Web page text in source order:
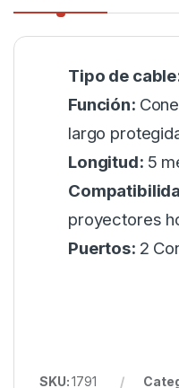
Tipo de
Función:
largo
Longitud: 5
proyectores
Puertos: 2
SKU:1791